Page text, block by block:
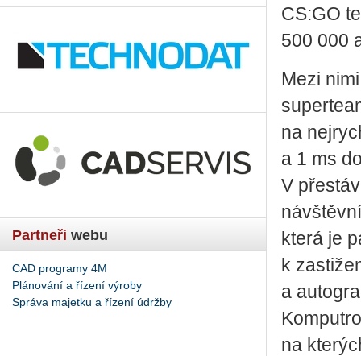
Partneři webu
CAD programy 4M
Plánování a řízení výroby
Správa majetku a řízení údržby
CS:GO
500 000
Mezi
na
a 1 ms
V
která je
k
a
na